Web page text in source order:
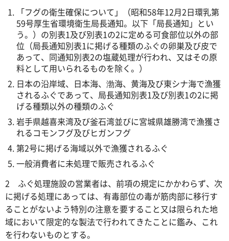
「フグの衛生確保について」（昭和58年12月2日環乳第
59号厚生省環境衛生局長通知。以下「局長通知」とい
う。）の別表1及び別表1の2に定める可食部位以外の部
位（局長通知別表1に掲げる種類のふぐの卵巣及び皮で
あって、同通知別表2の塩蔵処理が行われ、又はその原
料として用いられるものを除く。）
日本の沿岸域、日本海、渤海、黄海及び東シナ海で漁獲
されるふぐであって、局長通知別表1及び別表1の2に掲
げる種類以外の種類のふぐ
岩手県越喜来湾及び釜石湾並びに宮城県雄勝湾で漁獲さ
れるコモンフグ及びヒガンフグ
第2号に掲げる海域以外で漁獲されるふぐ
一般消費者に未処理で販売されるふぐ
2 ふぐ処理施設の営業者は、前項の規定にかかわらず、次
に掲げる処理にあっては、有毒部位の毒が筋肉部に移行す
ることがないよう特別の注意を要すること又は限られた地
域において限定的な製法で行われてきたことに鑑み、これ
を行わないものとする。